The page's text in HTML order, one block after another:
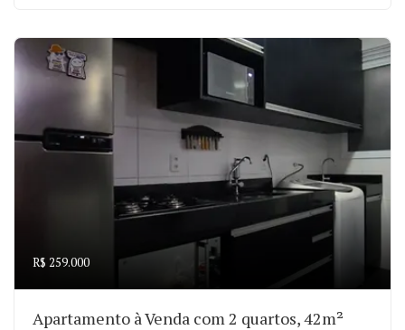
R$ 259.000
Apartamento à Venda com 2 quartos, 42m²